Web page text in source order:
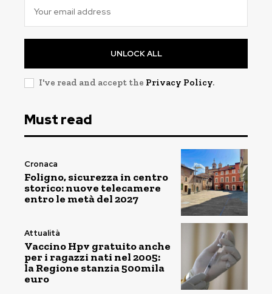
UNLOCK ALL
I've read and accept the Privacy Policy.
Must read
Cronaca
Foligno, sicurezza in centro
storico: nuove telecamere
entro le metà del 2027
Attualità
Vaccino Hpv gratuito anche
per i ragazzi nati nel 2005:
la Regione stanzia 500mila
euro